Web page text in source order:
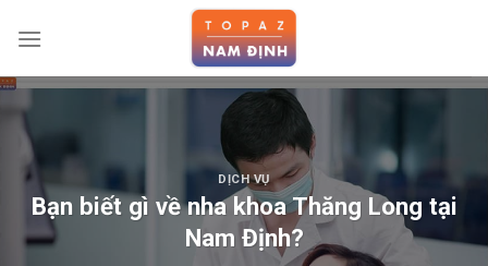
DỊCH VỤ
Bạn biết gì về nha khoa Thăng Long tại
Nam Định?